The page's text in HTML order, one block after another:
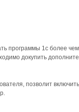
программы 1с более
докупить
позволит